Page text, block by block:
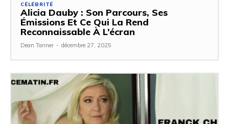
CÉLÉBRITÉ
Alicia Dauby : Son Parcours, Ses
Émissions Et Ce Qui La Rend
Reconnaissable À L’écran
Dean Tanner - décembre 27, 2025